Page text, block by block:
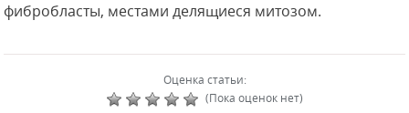
фибробласты, местами делящиеся митозом.
Оценка статьи:
(Пока оценок нет)